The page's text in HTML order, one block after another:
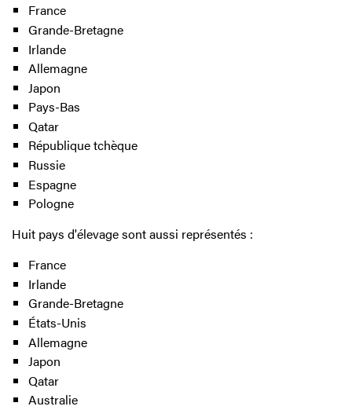
France
Grande-Bretagne
Irlande
Allemagne
Japon
Pays-Bas
Qatar
République tchèque
Russie
Espagne
Pologne
Huit pays d'élevage sont aussi représentés :
France
Irlande
Grande-Bretagne
États-Unis
Allemagne
Japon
Qatar
Australie